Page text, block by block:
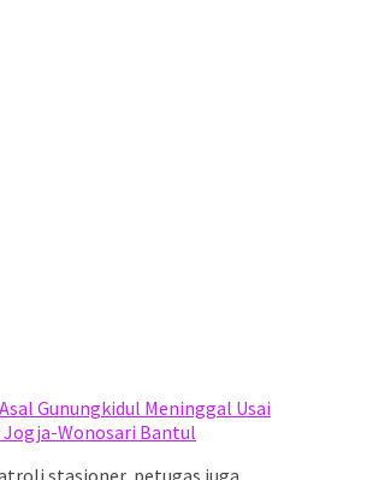
Gunungkidul Meninggal Usai
Jogja-Wonosari Bantul
stasioner, petugas juga